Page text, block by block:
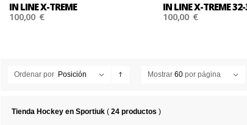
IN LINE X-TREME
100,00 €
IN LINE X-TREME
100,00 €
Ordenar por Posición Mostrar 60 por página
Tienda Hockey en Sportiuk (24 productos )